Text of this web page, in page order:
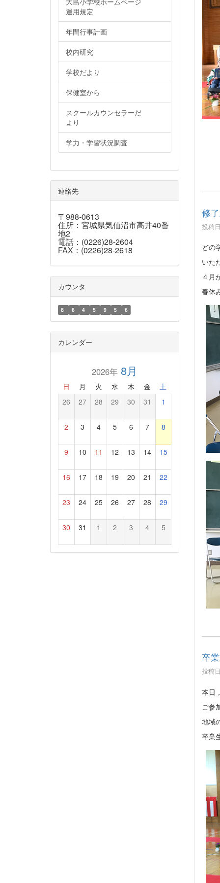
修
投稿
どの
いた
４月
春休
卒
投稿
本日
ご参
地域
卒業
運用規定
年間行事計画
校内研究
学校だより
保健室から
スクールカウンセラーだ
より
学力・学習状況調査
連絡先
〒988-0613
住所：宮城県気仙沼市高井40番
地2
電話：(0226)28-2604
FAX：(0226)28-2618
カウンタ
8 6 4 5 9 5 6
カレンダー
2026年8月
日 月 火 水 木 金 土
26 27 28 29 30 31 1
2 3 4 5 6 7 8
9 10 11 12 13 14 15
16 17 18 19 20 21 22
23 24 25 26 27 28 29
30 31 1 2 3 4 5